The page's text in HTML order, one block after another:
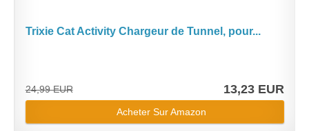
Trixie Cat Activity Chargeur de Tunnel, pour...
24,99 EUR 13,23 EUR
Acheter Sur Amazon